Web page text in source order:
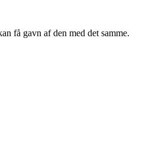
få gavn af den med det samme.